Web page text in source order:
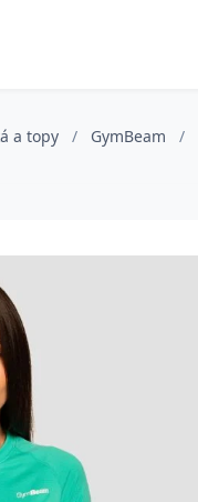
a topy / GymBeam /